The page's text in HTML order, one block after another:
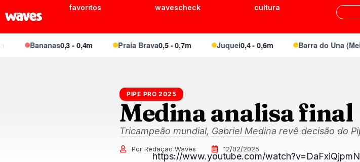
favoritos wavescheck cultura
Bananas0,3 - 0,4m Praia Brava0,5 - 0,7m Juquei0,4 - 0,6m Barra do Una (Meio)
PIPE PRO 2025
Medina analisa final
Tricampeão mundial, Gabriel Medina revê decisão do
Por Redação Waves 12/02/2025
https://www.youtube.com/